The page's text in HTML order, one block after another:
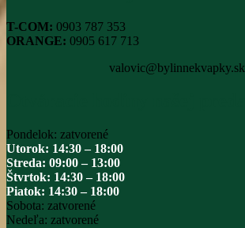
T-COM: 0903 787 353
ORANGE: 0905 617 713
valovic@bylinnekvapky.sk
Pondelok: zatvorené
Utorok: 14:30 – 18:00
Streda: 09:00 – 13:00
Štvrtok: 14:30 – 18:00
Piatok: 14:30 – 18:00
Sobota: zatvorené
Nedeľa: zatvorené